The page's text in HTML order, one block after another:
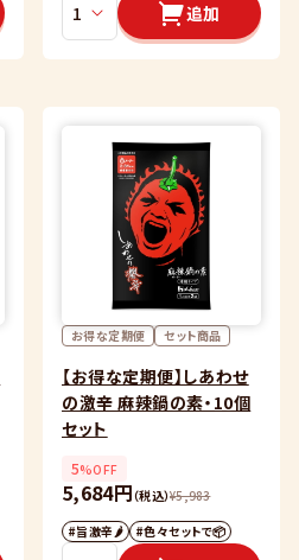
追加
お得な定期便 セット商品
【お得な定期便】しあわせ
の激辛 麻辣鍋の素・10個
セット
5%OFF
5,684円（税込）¥5,983
#旨激辛🌶
#色々セットで📦